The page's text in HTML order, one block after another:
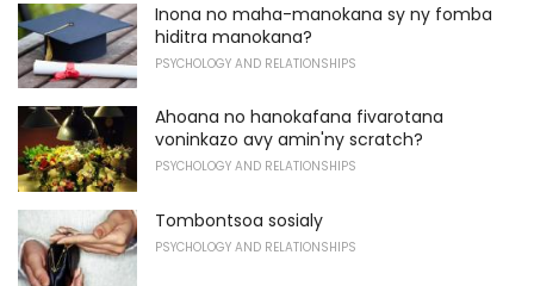
Inona no maha-manokana sy ny fomba
hiditra manokana?
PSYCHOLOGY AND RELATIONSHIPS
Ahoana no hanokafana fivarotana
voninkazo avy amin'ny scratch?
PSYCHOLOGY AND RELATIONSHIPS
Tombontsoa sosialy
PSYCHOLOGY AND RELATIONSHIPS